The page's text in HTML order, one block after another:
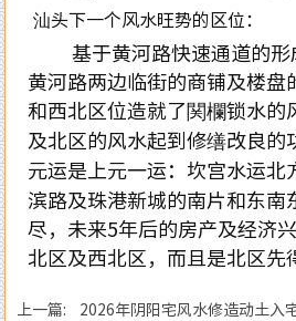
汕头下一个风水旺势的区位：
基于黄河路快速通道的形
黄河路两边临街的商铺及楼盘
和西北区位造就了関欄锁水的
及北区的风水起到修缮改良的
元运是上元一运：坎宫水运北
滨路及珠港新城的南片和东南
尽，未来5年后的房产及经济
北区及西北区，而且是北区先
上一篇: 2026年阴阳宅风水修造动土入